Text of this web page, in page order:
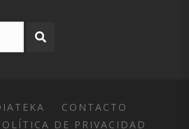
CONTACTO
DE PRIVACIDAD